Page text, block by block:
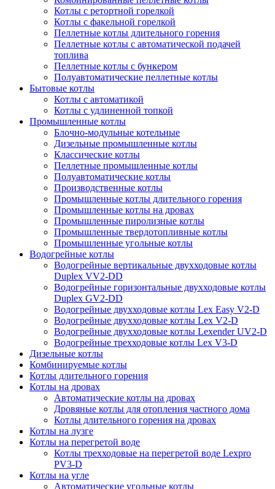
Котлы с ретортной горелкой
Котлы с факельной горелкой
Пеллетные котлы длительного горения
Пеллетные котлы с автоматической подачей
топлива
Пеллетные котлы с бункером
Полуавтоматические пеллетные котлы
Бытовые котлы
Котлы с автоматикой
Котлы с удлиненной топкой
Промышленные котлы
Блочно-модульные котельные
Дизельные промышленные котлы
Классические котлы
Пеллетные промышленные котлы
Полуавтоматические котлы
Производственные котлы
Промышленные котлы длительного горения
Промышленные котлы на дровах
Промышленные пиролизные котлы
Промышленные твердотопливные котлы
Промышленные угольные котлы
Водогрейные котлы
Водогрейные вертикальные двухходовые котлы
Duplex VV2-DD
Водогрейные горизонтальные двухходовые котлы
Duplex GV2-DD
Водогрейные двухходовые котлы Lex Easy V2-D
Водогрейные двухходовые котлы Lex V2-D
Водогрейные двухходовые котлы Lexender UV2-D
Водогрейные трехходовые котлы Lex V3-D
Дизельные котлы
Комбинируемые котлы
Котлы длительного горения
Котлы на дровах
Автоматические котлы на дровах
Дровяные котлы для отопления частного дома
Котлы длительного горения на дровах
Котлы на лузге
Котлы на перегретой воде
Котлы трехходовые на перегретой воде Lexpro
PV3-D
Котлы на угле
Автоматические угольные котлы